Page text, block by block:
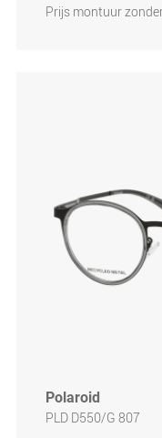
Prijs montuur
Polaroid
PLD D550/G 807